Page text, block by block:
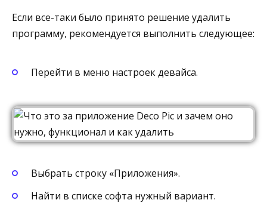
Если все-таки было принято решение удалить
программу, рекомендуется выполнить следующее:
Перейти в меню настроек девайса.
Выбрать строку «Приложения».
Найти в списке софта нужный вариант.